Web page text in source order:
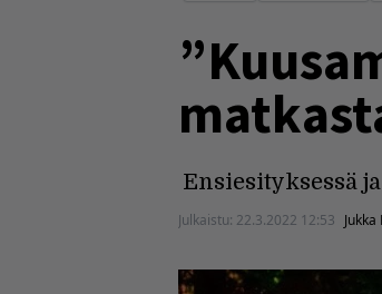
Ensiesityksessä
Julkaistu: 22.3.2022 12:53